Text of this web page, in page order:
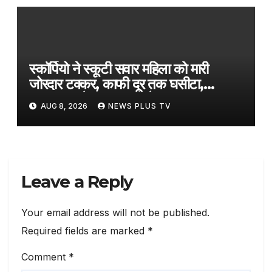
स्कॉर्पियो ने स्कूटी सवार महिला को मारी
जोरदार टक्कर, काफी दूर तक घसीटा,
CCTV फुटेज आया सामने​on August
7, 2026 at 5:17 pm
AUG 8, 2026 NEWS PLUS TV
Leave a Reply
Your email address will not be published.
Required fields are marked *
Comment *